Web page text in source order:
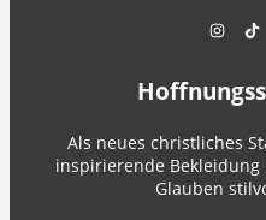
Als neues christliches
inspirierende Bekleidung
Glauben